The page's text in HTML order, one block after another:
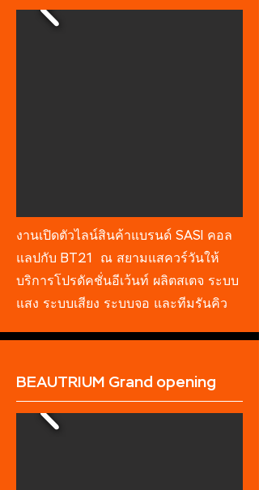
งานเปิดตัวไลน์สินค้าแบรนด์ SASI คอล
แลปกับ BT21 ณ สยามแสควร์วันให้
บริการโปรดัคชั่นอีเว้นท์ ผลิตสเตจ ระบบ
แสง ระบบเสียง ระบบจอ และทีมรันคิว
BEAUTRIUM Grand opening